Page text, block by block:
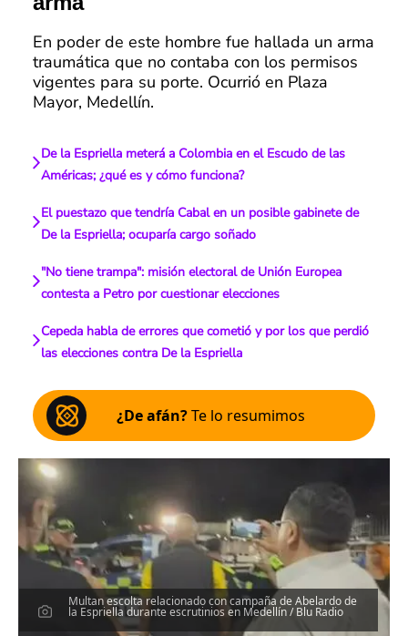
En poder de este hombre fue hallada un arma
traumática que no contaba con los permisos
vigentes para su porte. Ocurrió en Plaza
Mayor, Medellín.
De la Espriella meterá a Colombia en el Escudo de las
Américas; ¿qué es y cómo funciona?
El puestazo que tendría Cabal en un posible gabinete de
De la Espriella; ocuparía cargo soñado
"No tiene trampa": misión electoral de Unión Europea
contesta a Petro por cuestionar elecciones
Cepeda habla de errores que cometió y por los que perdió
las elecciones contra De la Espriella
¿De afán?Te lo resumimos
Multan escolta relacionado con campaña de Abelardo de
la Espriella durante escrutinios en Medellín / Blu Radio